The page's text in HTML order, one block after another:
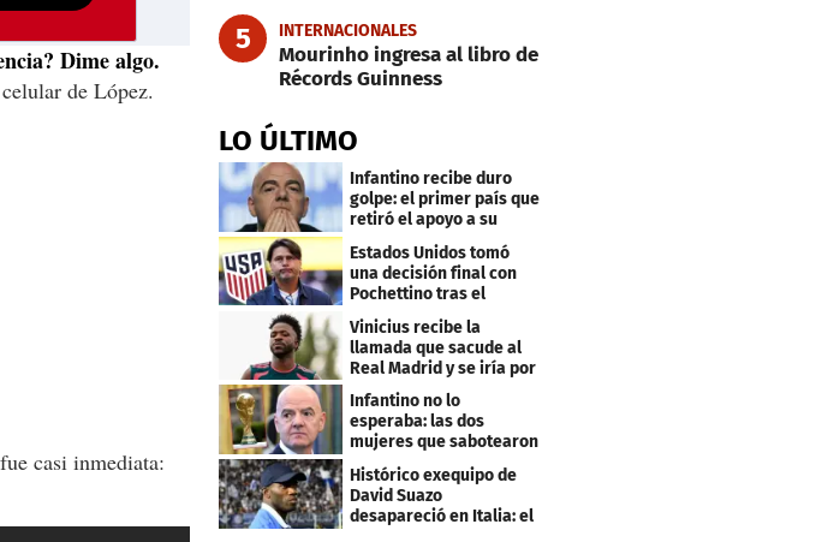
Dime algo.
de López.
casi inmediata:
5 INTERNACIONALES
Mourinho ingresa al libro de
Récords Guinness
LO ÚLTIMO
Infantino recibe duro
golpe: el primer país que
retiró el apoyo a su
Estados Unidos tomó
una decisión final con
Pochettino tras el
Mundial
Vinicius recibe la
llamada que sacude al
Real Madrid y se iría por
este salario
Infantino no lo
esperaba: las dos
mujeres que sabotearon
sus planes con el
Mundial
Histórico exequipo de
David Suazo
desapareció en Italia: el